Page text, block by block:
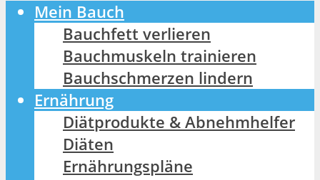
Mein Bauch
Bauchfett verlieren
Bauchmuskeln trainieren
Bauchschmerzen lindern
Ernährung
Diätprodukte & Abnehmhelfer
Diäten
Ernährungspläne